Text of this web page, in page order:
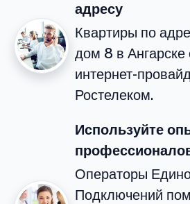
адресу
Квартиры по
дом 8 в Ангарске
интернет-
Ростелеком.
Используйте
Операторы
Подключений